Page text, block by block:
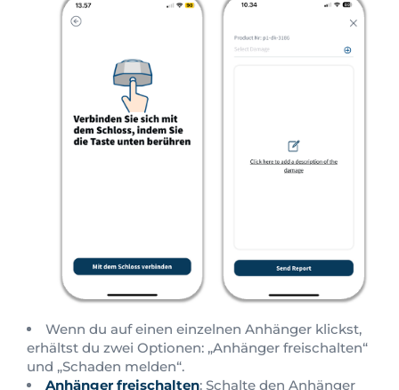
Wenn du auf einen einzelnen Anhänger klickst,
erhältst du zwei Optionen: „Anhänger freischalten“
und „Schaden melden“.
Anhänger freischalten: Schalte den Anhänger